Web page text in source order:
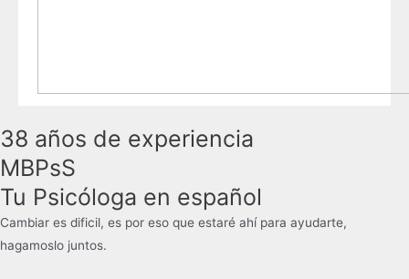
38 años de experiencia
MBPsS
Tu Psicóloga en español
Cambiar es dificil, es por eso que estaré ahí para ayudarte,
hagamoslo juntos.